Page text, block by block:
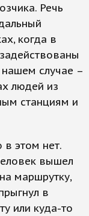
Речь
когда в
нашем случае –
людей из
станциям и
в этом нет.
вышел
маршрутку,
в
или куда-то